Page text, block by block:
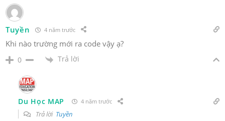
Tuyền 4 năm trước
Khi nào trường mới ra code vậy ạ?
0 Trả lời
Du Học MAP 4 năm trước
Trả lời Tuyền